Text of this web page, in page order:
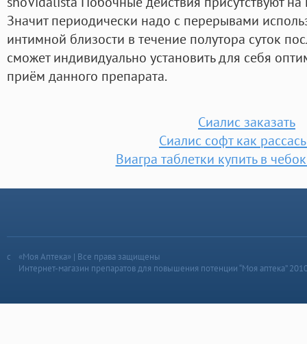
Значит периодически надо с перерывами
интимной близости в течение полутора суток
сможет индивидуально установить для себя
приём данного препарата.
Сиалис заказать
Сиалис софт как
Виагра таблетки купить в
«Моя Аптека» | Все права защищены
Интернет-магазин препаратов для повышения потенции “Моя аптека”